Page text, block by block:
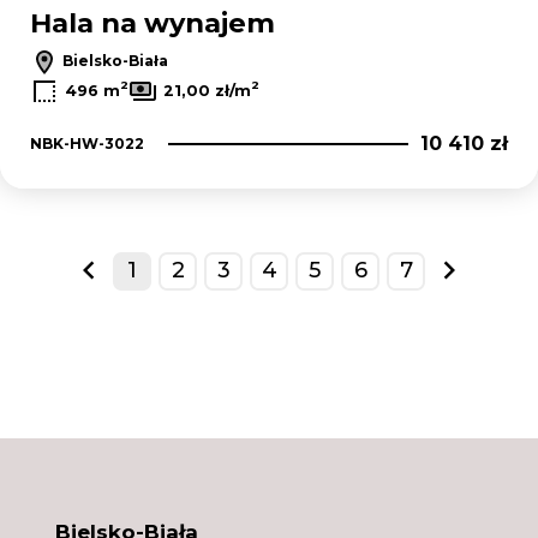
Hala na wynajem
Bielsko-Biała
496 m2 21,00 zł/m2
NBK-HW-3022 10 410 zł
prev
1 2 3 4 5 6 7
next
Bielsko-Biała